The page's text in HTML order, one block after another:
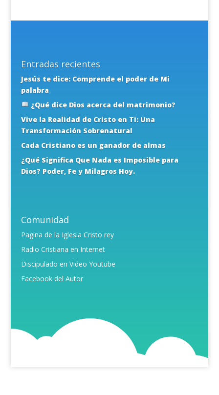
Entradas recientes
Jesús te dice: Comprende el poder de Mi
palabra
¿Qué dice Dios acerca del matrimonio?
Vive la Realidad de Cristo en Ti: Una
Transformación Sobrenatural
Cada Cristiano es un ganador de almas
¿Qué Significa Que Nada es Imposible para
Dios? Poder, Fe y Milagros Hoy.
Comunidad
Pagina de la Iglesia Cristo rey
Radio Cristiana en Internet
Discipulado en Video Youtube
Facebook del Autor